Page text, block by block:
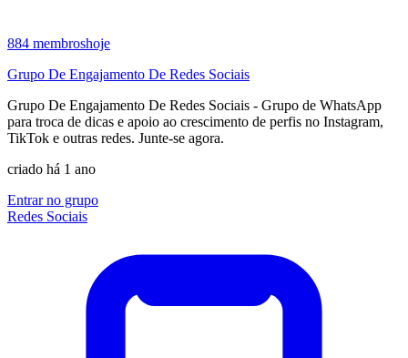
884 membroshoje
Grupo De Engajamento De Redes Sociais
Grupo De Engajamento De Redes Sociais - Grupo de WhatsApp
para troca de dicas e apoio ao crescimento de perfis no Instagram,
TikTok e outras redes. Junte-se agora.
criado há 1 ano
Entrar no grupo
Redes Sociais